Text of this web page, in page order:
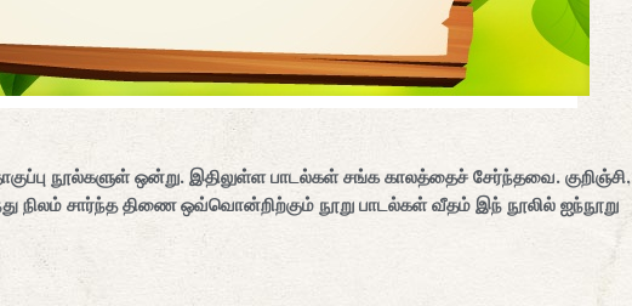
நூல்களுள் ஒன்று. இதிலுள்ள பாடல்கள் சங்க காலத்தைச் சேர்ந்தவை. குறிஞ்சி,
நிலம் சார்ந்த திணை ஒவ்வொன்றிற்கும் நூறு பாடல்கள் வீதம் இந் நூலில் ஐந்நூறு